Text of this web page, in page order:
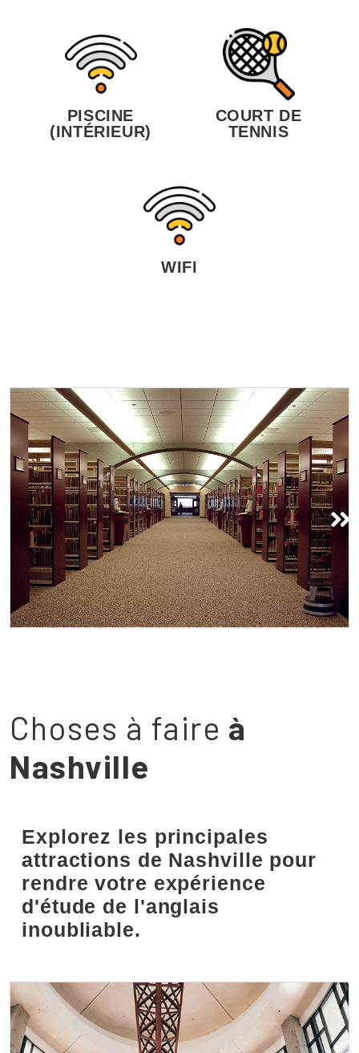
PISCINE
(INTÉRIEUR)
COURT DE
TENNIS
WIFI
Bibliothèque
Choses à faire à
Nashville
Explorez les principales
attractions de Nashville pour
rendre votre expérience
d'étude de l'anglais
inoubliable.